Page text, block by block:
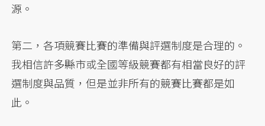
源。
第二，各項競賽比賽的準備與評選制度是合理的。
我相信許多縣市或全國等級競賽都有相當良好的評
選制度與品質，但是並非所有的競賽比賽都是如
此。